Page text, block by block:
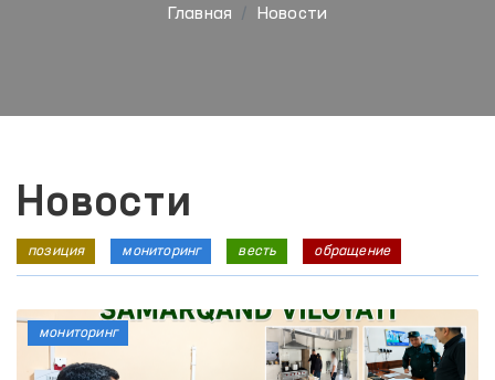
Главная Новости
Новости
позиция мониторинг весть обращение
мониторинг